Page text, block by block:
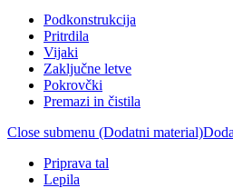
Podkonstrukcija
Pritrdila
Vijaki
Zaključne letve
Pokrovčki
Premazi in čistila
Close submenu (Dodatni material)
Priprava tal
Lepila